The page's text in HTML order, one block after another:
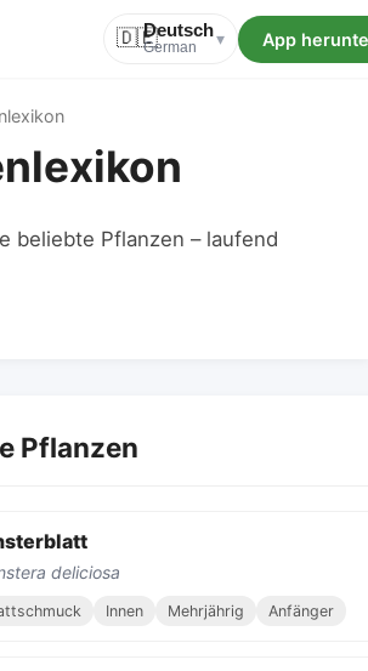
🇩🇪Deutsch
German ▾ App
beliebte Pflanzen – laufend
Pflanzen
deliciosa
Innen Mehrjährig Anfänger